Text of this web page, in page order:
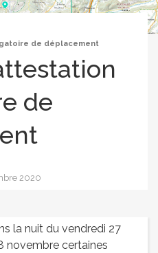
de déplacement
de
2020
la nuit du vendredi 27
novembre certaines